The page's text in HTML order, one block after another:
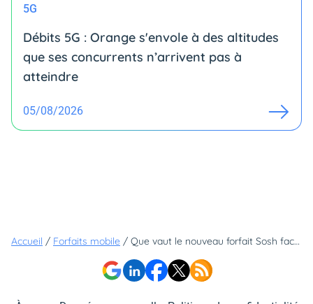
5G
Débits 5G : Orange s'envole à des altitudes
que ses concurrents n’arrivent pas à
atteindre
05/08/2026
Accueil / Forfaits mobile / Que vaut le nouveau forfait Sosh face à ces 4 concurrents ?